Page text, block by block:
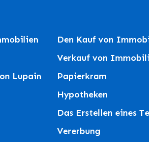
Lupain
Den Kauf von
Verkauf von
Papierkram
Hypotheken
Das Erstellen eines
Vererbung